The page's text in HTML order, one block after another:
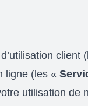
client
ligne (les «
utilisation de